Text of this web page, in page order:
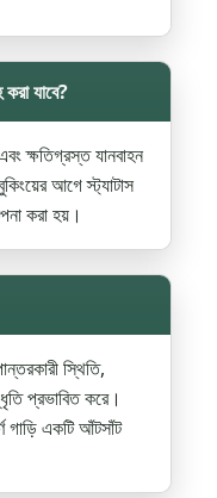
যাবে?
ক্ষতিগ্রস্ত যানবাহন
আগে স্ট্যাটাস
করা হয়।
স্থিতি,
প্রভাবিত করে।
গাড়ি একটি আঁটসাঁট